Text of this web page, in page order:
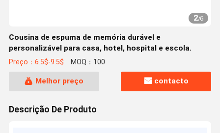
2/6
Cousina de espuma de memória durável e
personalizável para casa, hotel, hospital e escola.
Preço：6.5$-9.5$ MOQ：100
Melhor preço contacto
Descrição De Produto